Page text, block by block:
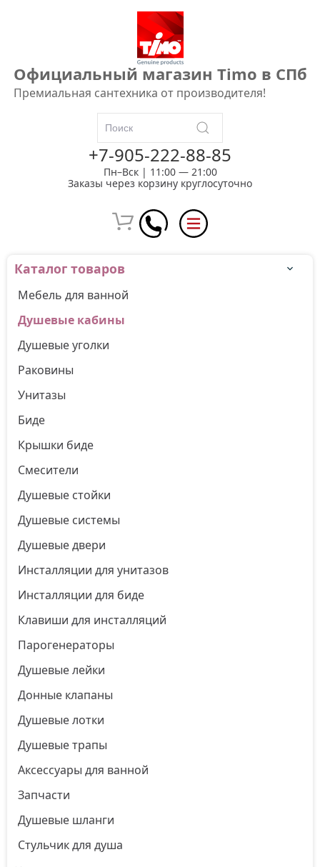
Официальный магазин Timo в СПб
Премиальная сантехника от производителя!
+7-905-222-88-85
Пн–Вск | 11:00 — 21:00
Заказы через корзину круглосуточно
Каталог товаров
Мебель для ванной
Душевые кабины
Душевые уголки
Раковины
Унитазы
Биде
Крышки биде
Смесители
Душевые стойки
Душевые системы
Душевые двери
Инсталляции для унитазов
Инсталляции для биде
Клавиши для инсталляций
Парогенераторы
Душевые лейки
Донные клапаны
Душевые лотки
Душевые трапы
Аксессуары для ванной
Запчасти
Душевые шланги
Стульчик для душа